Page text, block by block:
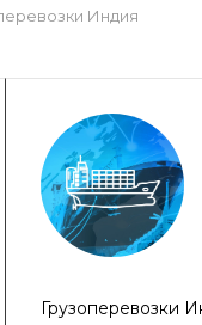
Индия
Грузоперевозки